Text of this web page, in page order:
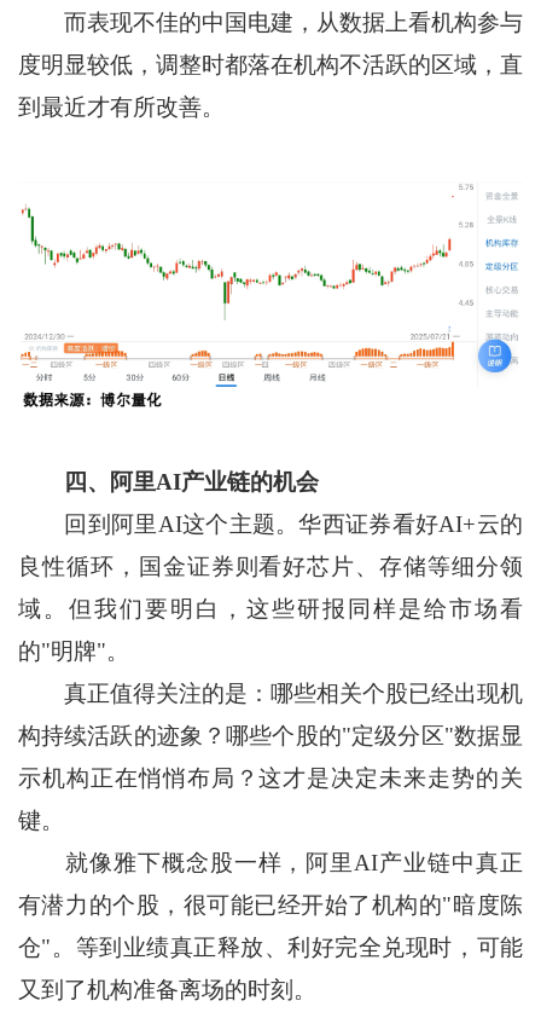
而表现不佳的中国电建，从数据上看机构参与
度明显较低，调整时都落在机构不活跃的区域，直
到最近才有所改善。
四、阿里AI产业链的机会
回到阿里AI这个主题。华西证券看好AI+云的
良性循环，国金证券则看好芯片、存储等细分领
域。但我们要明白，这些研报同样是给市场看
的"明牌"。
真正值得关注的是：哪些相关个股已经出现机
构持续活跃的迹象？哪些个股的"定级分区"数据显
示机构正在悄悄布局？这才是决定未来走势的关
键。
就像雅下概念股一样，阿里AI产业链中真正
有潜力的个股，很可能已经开始了机构的"暗度陈
仓"。等到业绩真正释放、利好完全兑现时，可能
又到了机构准备离场的时刻。